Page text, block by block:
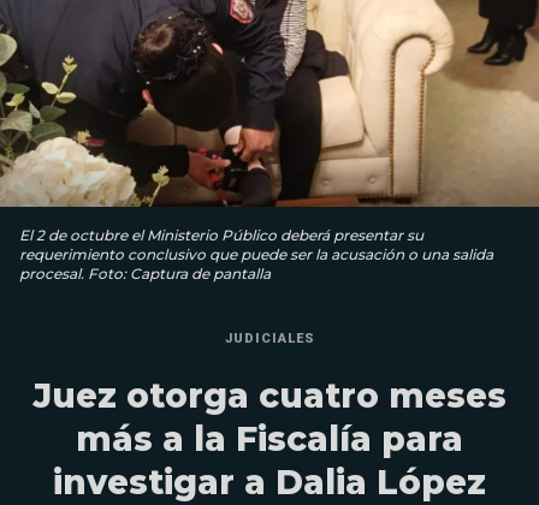
El 2 de octubre el Ministerio Público deberá presentar su
requerimiento conclusivo que puede ser la acusación o una salida
procesal. Foto: Captura de pantalla
JUDICIALES
Juez otorga cuatro meses
más a la Fiscalía para
investigar a Dalia López